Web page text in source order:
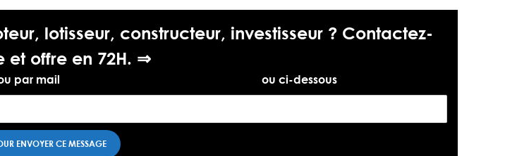
lotisseur, constructeur, investisseur ? Contactez-
et offre en 72H. ⇒
par mail ou ci-dessous